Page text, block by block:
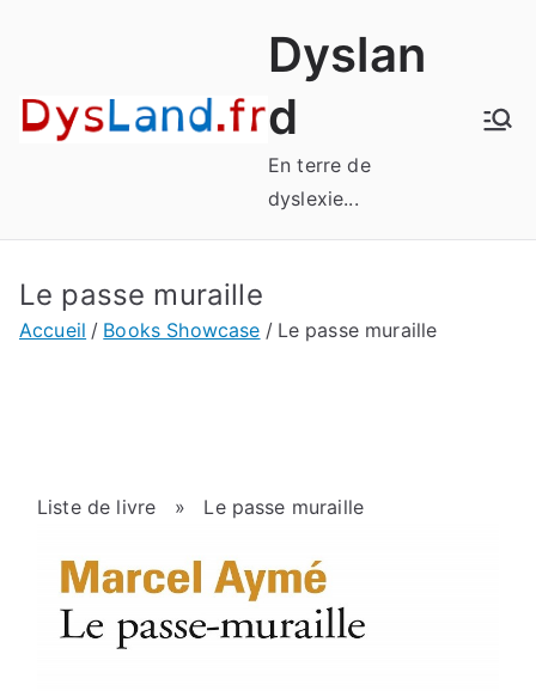
Dyslan
d
En terre de
dyslexie...
Le passe muraille
Accueil Books Showcase Le passe muraille
Liste de livre » Le passe muraille